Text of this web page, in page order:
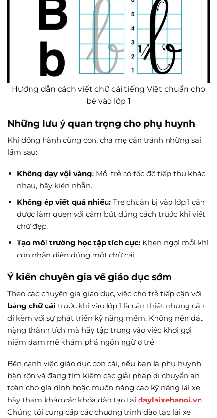
Hướng dẫn cách viết chữ cái tiếng Việt chuẩn cho
bé vào lớp 1
Những lưu ý quan trọng cho phụ huynh
Khi đồng hành cùng con, cha mẹ cần tránh những sai
lầm sau:
Không dạy vội vàng:Mỗi trẻ có tốc độ tiếp thu khác
nhau, hãy kiên nhẫn.
Không ép viết quá nhiều:Trẻ chuẩn bị vào lớp 1 cần
được làm quen với cầm bút đúng cách trước khi viết
chữ đẹp.
Tạo môi trường học tập tích cực:Khen ngợi mỗi khi
con nhận diện đúng một chữ cái.
Ý kiến chuyên gia về giáo dục sớm
Theo các chuyên gia giáo dục, việc cho trẻ tiếp cận với
bảng chữ cái trước khi vào lớp 1 là cần thiết nhưng cần
đi kèm với sự phát triển kỹ năng mềm. Không nên đặt
nặng thành tích mà hãy tập trung vào việc khơi gợi
niềm đam mê khám phá ngôn ngữ ở trẻ.
Bên cạnh việc giáo dục con cái, nếu bạn là phụ huynh
bận rộn và đang tìm kiếm các giải pháp di chuyển an
toàn cho gia đình hoặc muốn nâng cao kỹ năng lái xe,
hãy tham khảo các khóa đào tạo tại daylaixehanoi.vn.
Chúng tôi cung cấp các chương trình đào tạo lái xe